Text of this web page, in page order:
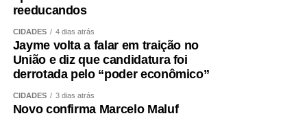
reeducandos
CIDADES 4 dias atrás
Jayme volta a falar em traição no
União e diz que candidatura foi
derrotada pelo “poder econômico”
CIDADES 3 dias atrás
Novo confirma Marcelo Maluf